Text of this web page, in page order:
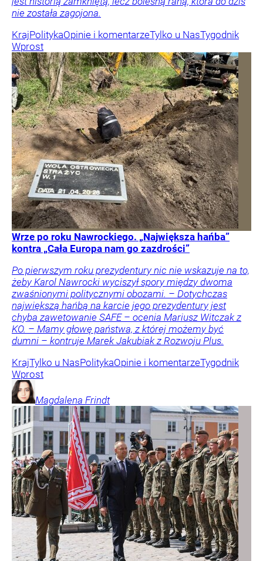
nie została zagojona.
KrajPolitykaOpinie i komentarzeTylko u NasTygodnik
Wprost
Wrze po roku Nawrockiego. „Największa hańba”
kontra „Cała Europa nam go zazdrości”
Po pierwszym roku prezydentury nic nie wskazuje na to,
żeby Karol Nawrocki wyciszył spory między dwoma
zwaśnionymi politycznymi obozami. – Dotychczas
największą hańbą na karcie jego prezydentury jest
chyba zawetowanie SAFE – ocenia Mariusz Witczak z
KO. – Mamy głowę państwa, z której możemy być
dumni – kontruje Marek Jakubiak z Rozwoju Plus.
KrajTylko u NasPolitykaOpinie i komentarzeTygodnik
Wprost
Magdalena Frindt